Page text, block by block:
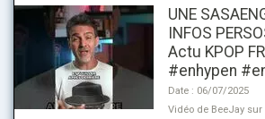
UNE
INFOS
Actu KPOP
#enhypen
Date : 06/07/2025
Vidéo de BeeJay sur